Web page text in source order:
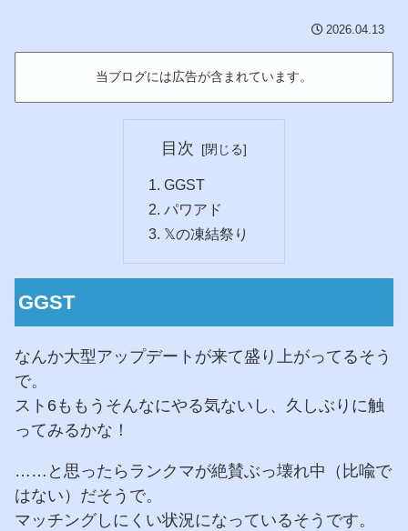
2026.04.13
当ブログには広告が含まれています。
目次
GGST
パワアド
𝕏の凍結祭り
GGST
なんか大型アップデートが来て盛り上がってるそう
で。
スト6ももうそんなにやる気ないし、久しぶりに触
ってみるかな！
……と思ったらランクマが絶賛ぶっ壊れ中（比喩で
はない）だそうで。
マッチングしにくい状況になっているそうです。